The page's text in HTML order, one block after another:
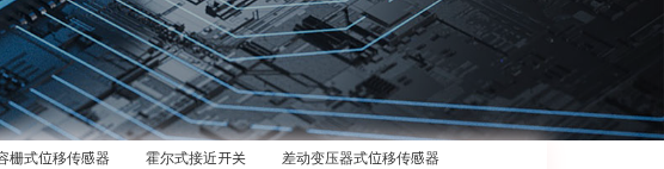
栅式位移传感器 霍尔式接近开关
差动变压器式位移传感器